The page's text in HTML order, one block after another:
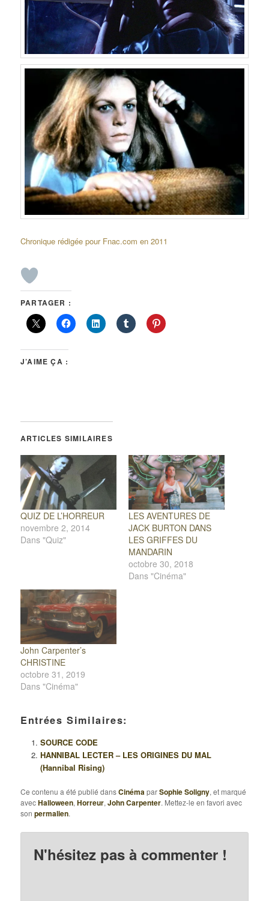
Chronique rédigée pour Fnac.com en 2011
PARTAGER :
J’AIME ÇA :
ARTICLES SIMILAIRES
QUIZ DE L’HORREUR
novembre 2, 2014
Dans "Quiz"
LES AVENTURES DE
JACK BURTON DANS
LES GRIFFES DU
MANDARIN
octobre 30, 2018
Dans "Cinéma"
John Carpenter’s
CHRISTINE
octobre 31, 2019
Dans "Cinéma"
Entrées Similaires:
SOURCE CODE
HANNIBAL LECTER – LES ORIGINES DU MAL
(Hannibal Rising)
Ce contenu a été publié dansCinémaparSophie Soligny, et marqué
avecHalloween,Horreur,John Carpenter. Mettez-le en favori avec
sonpermalien.
N'hésitez pas à commenter !